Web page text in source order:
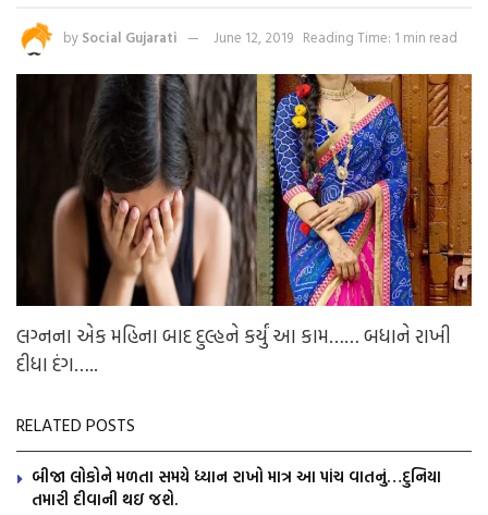
by Social Gujarati June 12, 2019 Reading Time: 1 min read
લગ્નના એક મહિના બાદ દુલ્હને કર્યું આ કામ…… બધાને રાખી
દીધા દંગ…..
RELATED POSTS
બીજા લોકોને મળતા સમયે ધ્યાન રાખો માત્ર આ પાંચ વાતનું…દુનિયા
તમારી દીવાની થઇ જશે.